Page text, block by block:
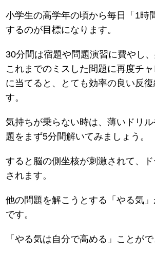
小学生の高学年の頃から毎日「1時
するのが目標になります。
30分間は宿題や問題演習に費やし
これまでのミスした問題に再度チ
に当てると、とても効率の良い反
す。
気持ちが乗らない時は、薄いドリ
題をまず5分間解いてみましょう。
すると脳の側坐核が刺激されて、
されます。
他の問題を解こうとする「やる気
です。
「やる気は自分で高める」ことがで